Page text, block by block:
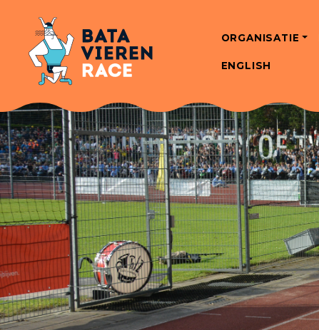
ORGANISATIE
ENGLISH